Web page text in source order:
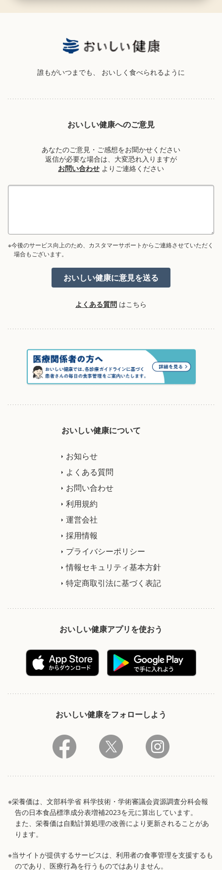
誰もがいつまでも、 おいしく食べられるように
おいしい健康へのご意見
あなたのご意見・ご感想をお聞かせください
返信が必要な場合は、大変恐れ入りますが
お問い合わせ よりご連絡ください
※今後のサービス向上のため、カスタマーサポートからご連絡させていただく
場合もございます。
よくある質問 はこちら
おいしい健康について
お知らせ
よくある質問
お問い合わせ
利用規約
運営会社
採用情報
プライバシーポリシー
情報セキュリティ基本方針
特定商取引法に基づく表記
おいしい健康アプリを使おう
おいしい健康をフォローしよう
※栄養価は、文部科学省 科学技術・学術審議会資源調査分科会報
告の日本食品標準成分表増補2023を元に算出しています。
また、栄養価は自動計算処理の改善により更新されることがあ
ります。
※当サイトが提供するサービスは、利用者の食事管理を支援するも
のであり、医療行為を行うものではありません。